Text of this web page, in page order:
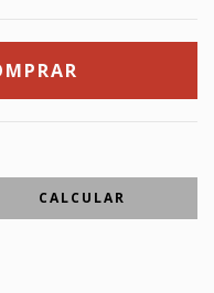
CALCULAR